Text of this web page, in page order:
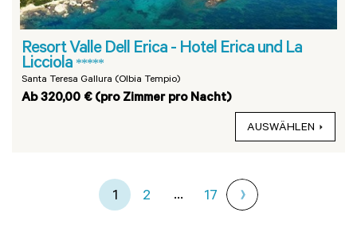
Resort Valle Dell Erica - Hotel Erica und La
Licciola *****
Santa Teresa Gallura (Olbia Tempio)
Ab 320,00 € (pro Zimmer pro Nacht)
AUSWÄHLEN
1 2 ... 17